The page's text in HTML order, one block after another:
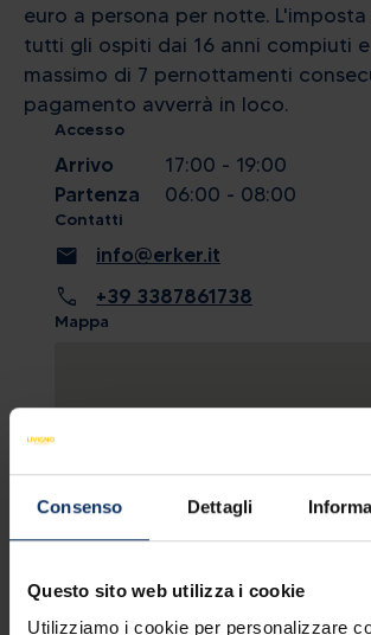
Consenso Dettagli
Questo sito web utilizza i cookie
Utilizziamo i cookie per personalizzare
euro a persona per notte.
tutti gli ospiti dai 16 anni compiuti
massimo di 7 pernottamenti
pagamento avverrà in loco.
Accesso
Arrivo
17:00 - 19:00
Partenza
06:00 - 08:00
Contatti
mail info@erker.it
call +39 3387861738
Mappa